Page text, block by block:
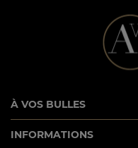
À VOS BULLES
INFORMATIONS